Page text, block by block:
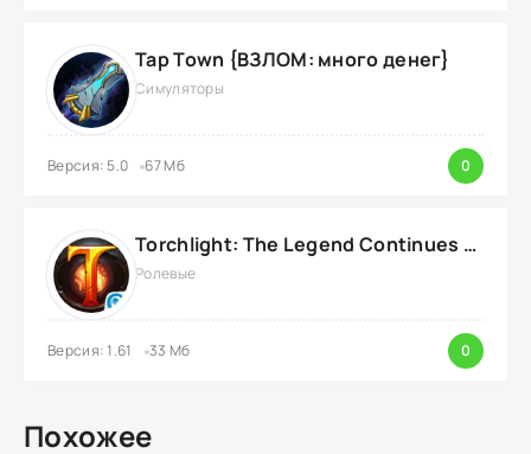
Tap Town {ВЗЛОМ: много денег}
Симуляторы
Версия: 5.0 67 Мб 0
Torchlight: The Legend Continues {ВЗЛОМ: Режим Бога}
Ролевые
Версия: 1.61 33 Мб 0
Похожее